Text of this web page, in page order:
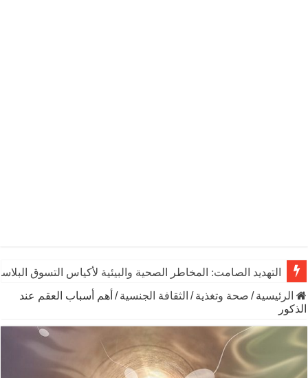
التهديد الصامت: المخاطر الصحية والبيئية لأكياس التسوق
الرئيسية / صحة وتغذية / الثقافة الجنسية / أهم أسباب العقم عند
الذكور